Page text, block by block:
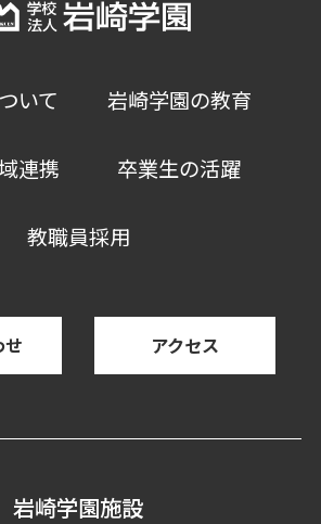
いて 岩崎学園の教育
連携 卒業生の活躍
教職員採用
せ アクセス
岩崎学園施設